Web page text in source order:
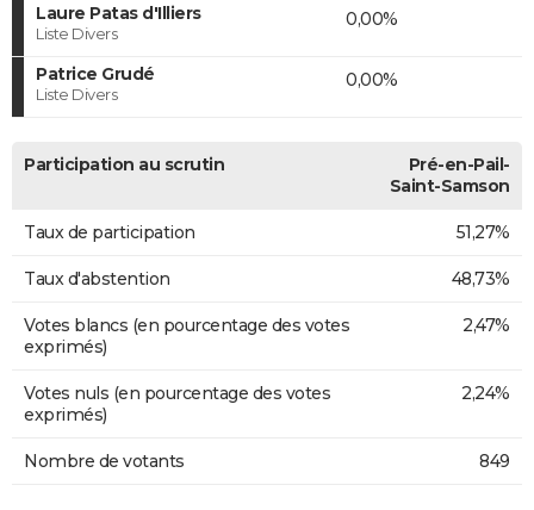
Laure Patas d'Illiers
Liste Divers
0,00%
Patrice Grudé
Liste Divers
0,00%
Participation au scrutin
Pré-en-Pail-
Saint-Samson
Taux de participation 51,27%
Taux d'abstention 48,73%
Votes blancs (en pourcentage des votes
exprimés)
2,47%
Votes nuls (en pourcentage des votes
exprimés)
2,24%
Nombre de votants 849